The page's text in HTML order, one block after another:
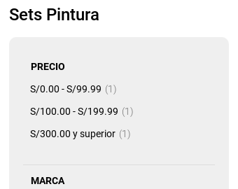
Sets Pintura
PRECIO
S/0.00 -S/99.99 1artículo
S/100.00 -S/199.99 1artículo
S/300.00 y superior 1artículo
MARCA